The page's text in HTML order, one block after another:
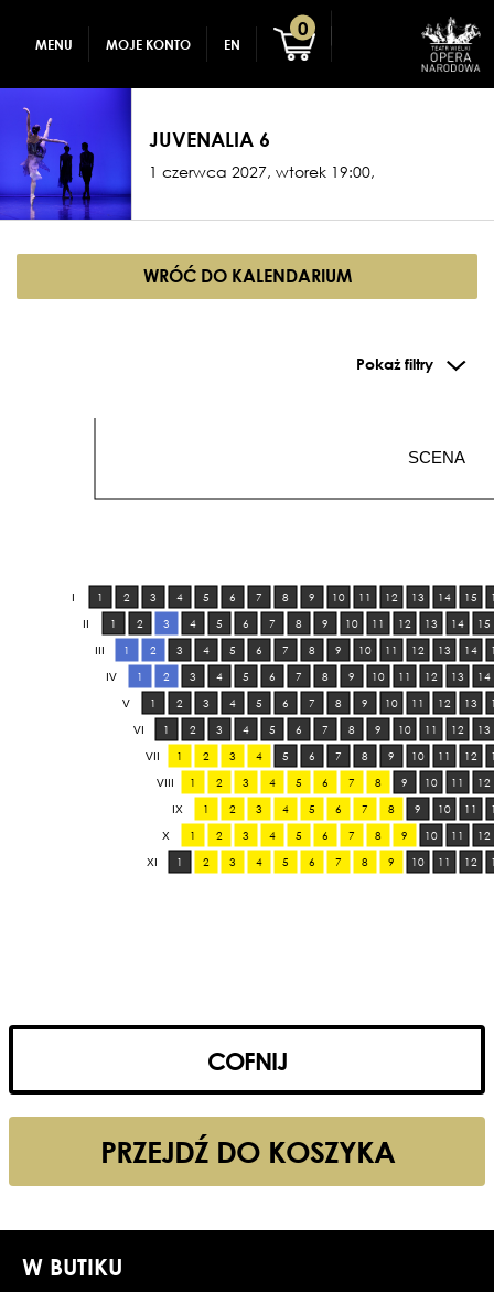
MENU MOJE KONTO EN
0
DLA DZIECI
ZALOGUJ
JUVENALIA 6
1 czerwca 2027, wtorek 19:00,
WRÓĆ DO KALENDARIUM
Pokaż filtry
IV
V
VI
VII
VIII
IX
X
XI
SCENA
1 2 3 4 5 6 7 8 9 10 11 12 13 14 15
1
2 3 4 5 6 7 8 9 10 11 12 13 14
15
1
2 3 4 5 6 7 8 9 10 11 12 13 14
1
2 3 4 5 6 7 8 9 10 11 12 13
14
1
2 3 4 5 6 7 8 9 10 11 12 13
1
2 3 4 5 6 7 8 9 10 11 12
13
1
2 3 4 5 6 7 8 9 10 11 12
1
2 3 4 5 6 7 8 9 10 11
12
1
2 3 4 5 6 7 8 9 10 11
1
2 3 4 5 6 7 8 9 10 11
12
1
2 3 4 5 6 7 8 9 10 11 12
COFNIJ
PRZEJDŹ DO KOSZYKA
W BUTIKU